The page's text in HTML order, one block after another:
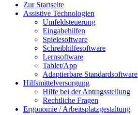
Zur Startseite
Assistive Technologien
Umfeldsteuerung
Eingabehilfen
Spielesoftware
Schreibhilfesoftware
Lernsoftware
Tablet/App
Adaptierbare Standardsoftware
Hilfsmittelversorgung
Hilfe bei der Antragsstellung
Rechtliche Fragen
Ergonomie / Arbeitsplatzgestaltung